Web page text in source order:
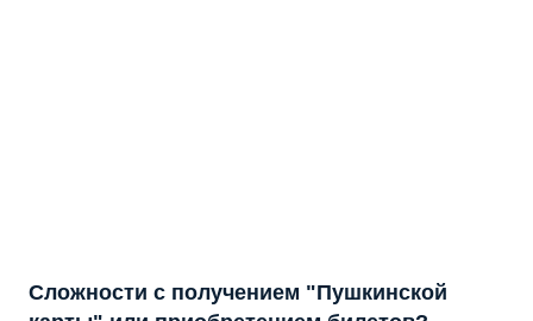
Сложности с получением "Пушкинской